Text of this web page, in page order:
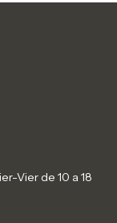
Vier de 10 a 18